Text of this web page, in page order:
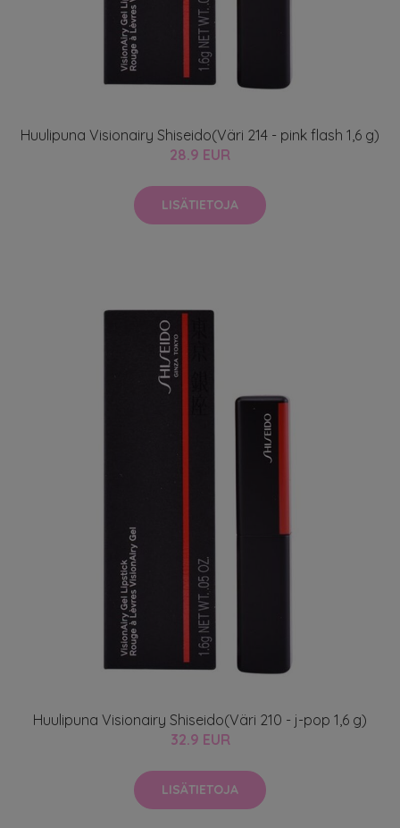
Huulipuna Visionairy Shiseido(Väri 214 - pink flash 1,6 g)
28.9 EUR
LISÄTIETOJA
Huulipuna Visionairy Shiseido(Väri 210 - j-pop 1,6 g)
32.9 EUR
LISÄTIETOJA